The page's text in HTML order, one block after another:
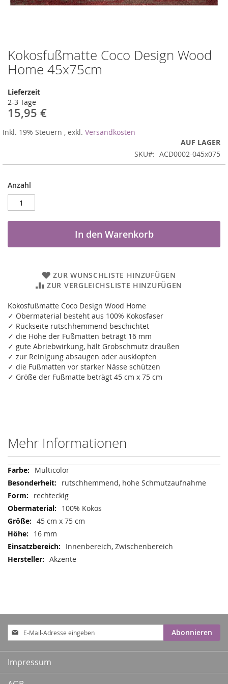
Kokosfußmatte Coco Design Wood
Home 45x75cm
Lieferzeit
2-3 Tage
15,95 €
Inkl. 19% Steuern , exkl. Versandkosten
AUF LAGER
SKU
ACD0002-045x075
Anzahl
In den Warenkorb
ZUR WUNSCHLISTE HINZUFÜGEN
ZUR VERGLEICHSLISTE HINZUFÜGEN
Kokosfußmatte Coco Design Wood Home
✓ Obermaterial besteht aus 100% Kokosfaser
✓ Rückseite rutschhemmend beschichtet
✓ die Höhe der Fußmatten beträgt 16 mm
✓ gute Abriebwirkung, hält Grobschmutz draußen
✓ zur Reinigung absaugen oder ausklopfen
✓ die Fußmatten vor starker Nässe schützen
✓ Größe der Fußmatte beträgt 45 cm x 75 cm
Zum
Anfang
der
springen
Mehr Informationen
Mehr
Informationen
Multicolor
rutschhemmend, hohe Schmutzaufnahme
rechteckig
100% Kokos
45 cm x 75 cm
16 mm
Innenbereich, Zwischenbereich
Akzente
Anmeldung
zum
Newsletter:
Abonnieren
Impressum